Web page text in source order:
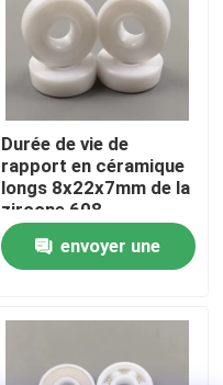
Durée de vie de
rapport en céramique
longs 8x22x7mm de la
zircone 608
envoyer une